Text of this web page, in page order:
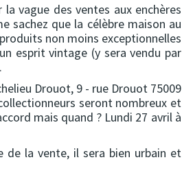
vague des ventes aux enchères
sachez que la célèbre maison au
non moins exceptionnelles
esprit vintage (y sera vendu par
Drouot, 9 - rue Drouot 75009
seront nombreux et
mais quand ? Lundi 27 avril à
la vente, il sera bien urbain et